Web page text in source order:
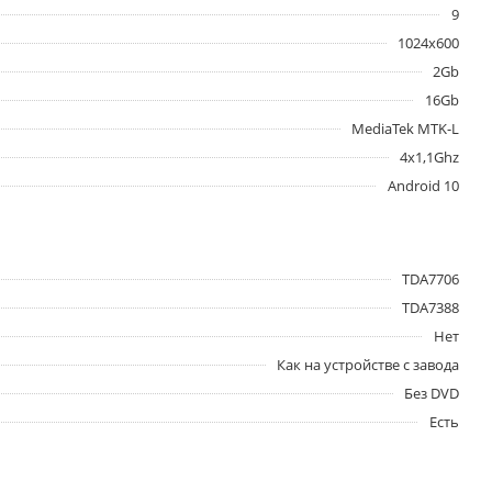
9
1024x600
2Gb
16Gb
MediaTek MTK-L
4x1,1Ghz
Android 10
TDA7706
TDA7388
Нет
Как на устройстве с завода
Без DVD
Есть